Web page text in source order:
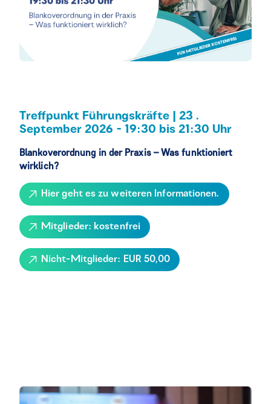
Treffpunkt Führungskräfte | 23 .
September 2026 - 19:30 bis 21:30 Uhr
Blankoverordnung in der Praxis – Was funktioniert
wirklich?
Hier geht es zu weiteren Informationen.
Mitglieder: kostenfrei
Nicht-Mitglieder: EUR 50,00